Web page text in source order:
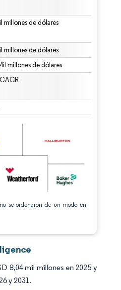
millones de dólares
millones de dólares
millones de dólares
se ordenaron de un modo en
según CC BY 4.0.
8,04 mil millones en 2025 y
y 2031.